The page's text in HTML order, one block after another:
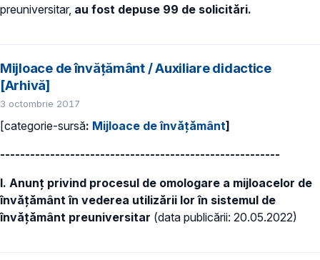
preuniversitar, au fost depuse 99 de solicitări.
Mijloace de învățământ / Auxiliare didactice
[Arhivă]
3 octombrie 2017
[categorie-sursă: Mijloace de învățământ]
--------------------------------------------------------
I. Anunț privind procesul de omologare a mijloacelor de
învățământ în vederea utilizării lor în sistemul de
învățământ preuniversitar (data publicării: 20.05.2022)